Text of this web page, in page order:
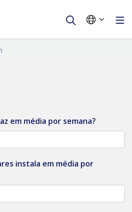
em média por semana?
instala em média por